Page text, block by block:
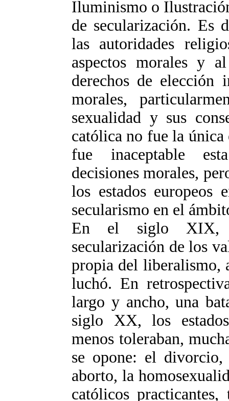
Iluminismo o
de secularización. Es
las autoridades
aspectos morales y
derechos de elección
morales,
sexualidad y sus
católica no fue la
fue inaceptable
decisiones morales,
los estados europeos
secularismo en el
En el siglo XIX,
secularización de los
propia del liberalismo,
luchó. En
largo y ancho, una
siglo XX, los
menos toleraban,
se opone: el
aborto, la
católicos practicantes,